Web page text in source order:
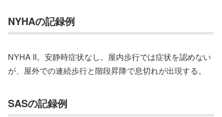
NYHAの記録例
NYHA II。安静時症状なし。屋内歩行では症状を認めない
が、屋外での連続歩行と階段昇降で息切れが出現する。
SASの記録例